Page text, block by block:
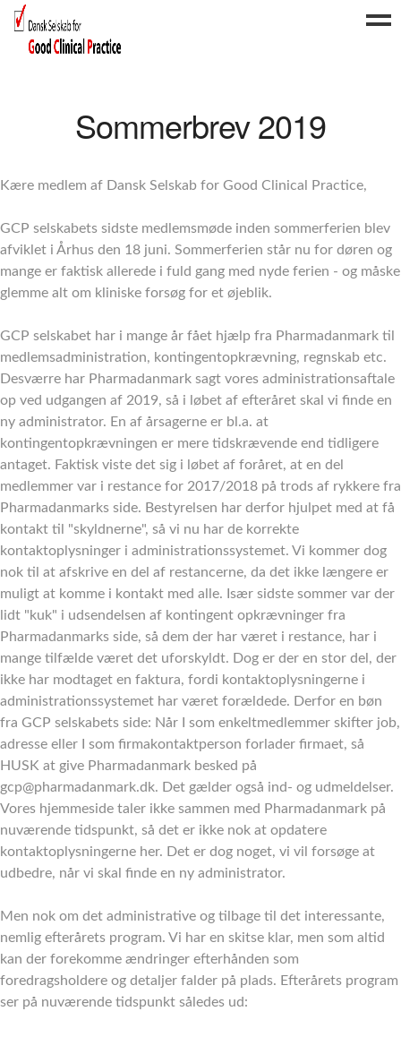
Arrangementer
FAQ
Log ind
Sommerbrev 2019
Kære medlem af Dansk Selskab for Good Clinical Practice,
GCP selskabets sidste medlemsmøde inden sommerferien blev
afviklet i Århus den 18 juni. Sommerferien står nu for døren og
mange er faktisk allerede i fuld gang med nyde ferien - og måske
glemme alt om kliniske forsøg for et øjeblik.
GCP selskabet har i mange år fået hjælp fra Pharmadanmark til
medlemsadministration, kontingentopkrævning, regnskab etc.
Desværre har Pharmadanmark sagt vores administrationsaftale
op ved udgangen af 2019, så i løbet af efteråret skal vi finde en
ny administrator. En af årsagerne er bl.a. at
kontingentopkrævningen er mere tidskrævende end tidligere
antaget. Faktisk viste det sig i løbet af foråret, at en del
medlemmer var i restance for 2017/2018 på trods af rykkere fra
Pharmadanmarks side. Bestyrelsen har derfor hjulpet med at få
kontakt til "skyldnerne", så vi nu har de korrekte
kontaktoplysninger i administrationssystemet. Vi kommer dog
nok til at afskrive en del af restancerne, da det ikke længere er
muligt at komme i kontakt med alle. Især sidste sommer var der
lidt "kuk" i udsendelsen af kontingent opkrævninger fra
Pharmadanmarks side, så dem der har været i restance, har i
mange tilfælde været det uforskyldt. Dog er der en stor del, der
ikke har modtaget en faktura, fordi kontaktoplysningerne i
administrationssystemet har været forældede. Derfor en bøn
fra GCP selskabets side: Når I som enkeltmedlemmer skifter job,
adresse eller I som firmakontaktperson forlader firmaet, så
HUSK at give Pharmadanmark besked på
gcp@pharmadanmark.dk. Det gælder også ind- og udmeldelser.
Vores hjemmeside taler ikke sammen med Pharmadanmark på
nuværende tidspunkt, så det er ikke nok at opdatere
kontaktoplysningerne her. Det er dog noget, vi vil forsøge at
udbedre, når vi skal finde en ny administrator.
Men nok om det administrative og tilbage til det interessante,
nemlig efterårets program. Vi har en skitse klar, men som altid
kan der forekomme ændringer efterhånden som
foredragsholdere og detaljer falder på plads. Efterårets program
ser på nuværende tidspunkt således ud: